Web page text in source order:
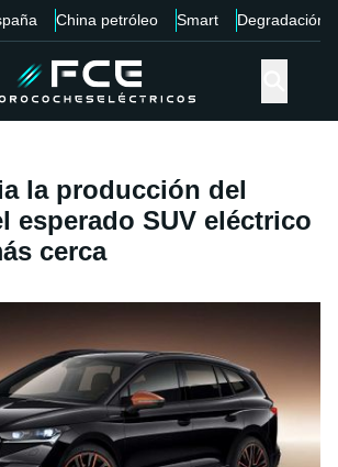
China petróleo Smart Degradación
la producción del
esperado SUV eléctrico
cerca